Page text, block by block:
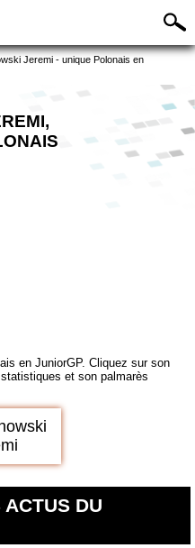
Jeremi - unique Polonais en
en JuniorGP. Cliquez sur son
et son palmarès
ACTUS DU